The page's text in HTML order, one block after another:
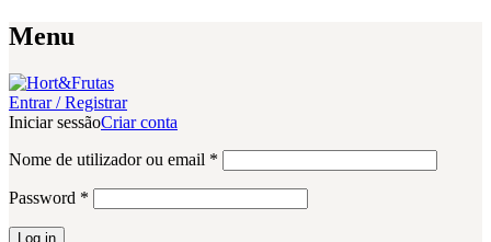
Menu
Entrar / Registrar
Iniciar sessãoCriar conta
Nome de utilizador ou email *
Password *
Log in